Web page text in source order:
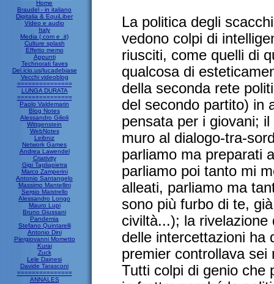
Home
Braudel - in italiano
Digitalia & EquiLiber
Video e audio
Italy
Media (.com e .it)
Culture splash
Effetto memo
Appunti
Technorati faves
Del.icio.us/lucadebiase
Vecchi videoblog
===============
LUNGA DURATA
===============
Paolo Valdemarin
Blog Notes
Alessandro Gilioli
Wittgenstein
WebNotes
Leibniz
Network Games
Andrea Lawendel
Criativity
Gigi Tagliapietra
Marco Zamperini
Antonio Santangelo
Massimo Mantellini
Sergio Maistrello
Alessandro Longo
Mauro Lupi
Bruno Giussani
Pandemia
Stefano Quintarelli
Antonio Dini
Piergiovanni Mometto
Kurai
Zuck
Lele Dainesi
Davide Tarasconi
===============
ANNALES
La politica degli
vedono colpi di
riusciti, come quelli di
qualcosa di
della seconda rete
del secondo partito) in
pensata per i giovani;
muro al dialogo-tra-
parliamo ma preparati
parliamo poi tanto mi
alleati, parliamo ma
sono più furbo di te,
civiltà...); la rivelazione
delle intercettazioni ha
premier controllava
Tutti colpi di genio che